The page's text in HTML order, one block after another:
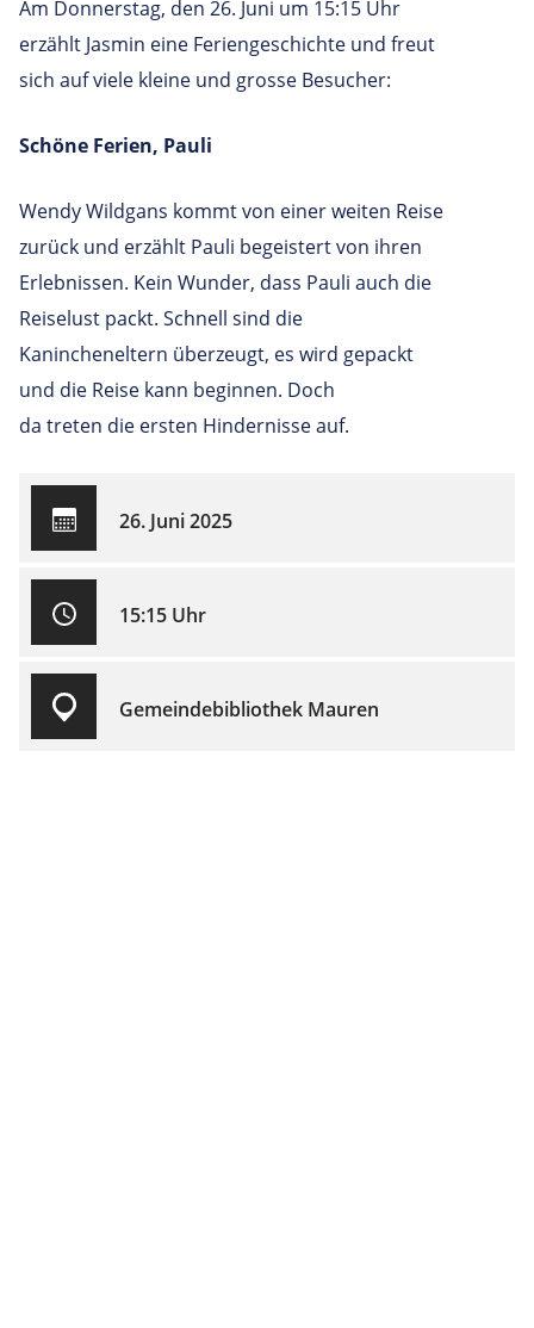
Am Donnerstag, den 26. Juni um 15:15 Uhr
erzählt Jasmin eine Feriengeschichte und freut
sich auf viele kleine und grosse Besucher:
Schöne Ferien, Pauli
Wendy Wildgans kommt von einer weiten Reise
zurück und erzählt Pauli begeistert von ihren
Erlebnissen. Kein Wunder, dass Pauli auch die
Reiselust packt. Schnell sind die
Kanincheneltern überzeugt, es wird gepackt
und die Reise kann beginnen. Doch
da treten die ersten Hindernisse auf.
26. Juni 2025
15:15 Uhr
Gemeindebibliothek Mauren